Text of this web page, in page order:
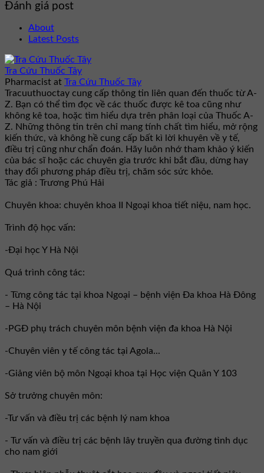
Đánh giá post
About
Latest Posts
Tra Cứu Thuốc Tây
Pharmacist at Tra Cứu Thuốc Tây
Tracuuthuoctay cung cấp thông tin liên quan đến thuốc từ A-
Z. Bạn có thể tìm đọc về các thuốc được kê toa cũng như
không kê toa, hoặc tìm hiểu dựa trên phân loại của Thuốc A-
Z. Những thông tin trên chỉ mang tính chất tìm hiểu, mở rộng
kiến thức, và không hề cung cấp bất kì lời khuyên về y tế,
điều trị cũng như chẩn đoán. Hãy luôn nhớ tham khảo ý kiến
của bác sĩ hoặc các chuyên gia trước khi bắt đầu, dừng hay
thay đổi phương pháp điều trị, chăm sóc sức khỏe.
Tác giả : Trương Phú Hải
Chuyên khoa: chuyên khoa II Ngoại khoa tiết niệu, nam học.
Trình độ học vấn:
-Đại học Y Hà Nội
Quá trình công tác:
- Từng công tác tại khoa Ngoại – bệnh viện Đa khoa Hà Đông
– Hà Nội
-PGĐ phụ trách chuyên môn bệnh viện đa khoa Hà Nội
-Chuyên viên y tế công tác tại Agola...
-Giảng viên bộ môn Ngoại khoa tại Học viện Quân Y 103
Sở trưởng chuyên môn:
-Tư vấn và điều trị các bệnh lý nam khoa
- Tư vấn và điều trị các bệnh lây truyền qua đường tình dục
cho nam giới